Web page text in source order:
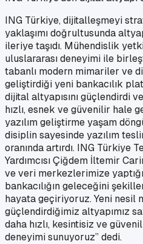
ING Türkiye, dijitalleşmeyi
yaklaşımı doğrultusunda
ileriye taşıdı. Mühendislik
uluslararası deneyimi ile
tabanlı modern mimariler ve
geliştirdiği yeni bankacılık
dijital altyapısını güçlendirdi
hızlı, esnek ve güvenilir hale
yazılım geliştirme yaşam
disiplin sayesinde yazılım
oranında artırdı. ING Türkiye
Yardımcısı Çiğdem İltemir
ve veri merkezlerimize
bankacılığın geleceğini
hayata geçiriyoruz. Yeni nesil
güçlendirdiğimiz altyapımız
daha hızlı, kesintisiz ve
deneyimi sunuyoruz” dedi.